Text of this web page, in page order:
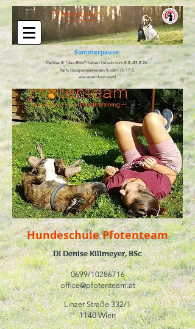
Home
Sommerpause:
Denise & "das Büro" haben Urlaub vom 8.8.-23.8.26.
Ralfs Gruppeneinheiten finden ab 17.8.
wie vereinbart statt!
Hundeschule Pfotenteam
DI Denise Killmeyer, BSc
0699/10286716
office@pfotenteam.at
Linzer Straße 332/1
1140 Wien